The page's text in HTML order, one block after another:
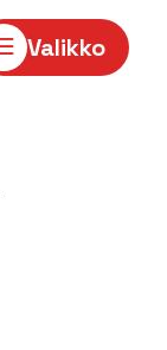
Valikko